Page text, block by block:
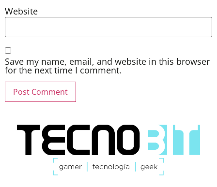
Website
Save my name, email, and website in this browser
for the next time I comment.